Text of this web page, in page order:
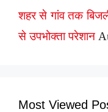
शहर से गांव तक
से उपभोक्ता परेशान
Most Viewed